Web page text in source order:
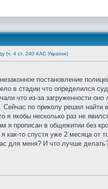
(ч. 4 ст. 240 КАС України)
постановление
в стадии что определился
что из-за загруженности
по приколу решил
я якобы несколько раз не
я прописан в общежитии без
то спустя уже 2 месяца от
для меня? И что лучше